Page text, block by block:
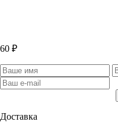
60 ₽
Доставка